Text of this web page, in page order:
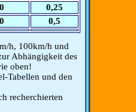
0,25
0,5
h, 100km/h und
Abhängigkeit des
oben!
Tabellen und den
recherchierten